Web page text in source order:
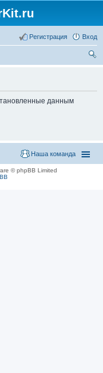
Вход
Регистрация
данным
Наша команда
© phpBB Limited